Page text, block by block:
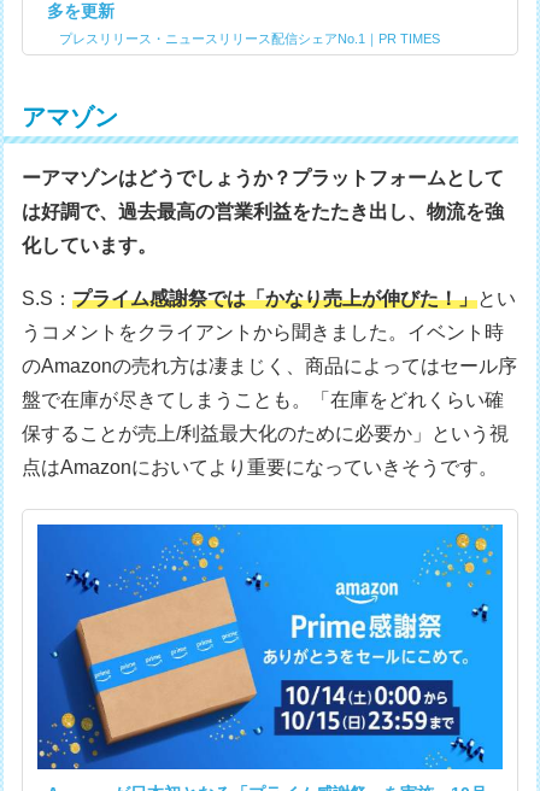
多を更新
プレスリリース・ニュースリリース配信シェアNo.1｜PR TIMES
アマゾン
ーアマゾンはどうでしょうか？プラットフォームとして
は好調で、過去最高の営業利益をたたき出し、物流を強
化しています。
S.S：プライム感謝祭では「かなり売上が伸びた！」とい
うコメントをクライアントから聞きました。イベント時
のAmazonの売れ方は凄まじく、商品によってはセール序
盤で在庫が尽きてしまうことも。「在庫をどれくらい確
保することが売上/利益最大化のために必要か」という視
点はAmazonにおいてより重要になっていきそうです。